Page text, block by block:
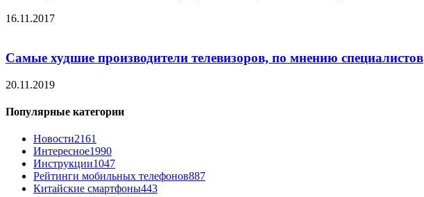
16.11.2017
Самые худшие производители телевизоров, по мнению специалистов
20.11.2019
Популярные категории
Новости2161
Интересное1990
Инструкции1047
Рейтинги мобильных телефонов887
Китайские смартфоны443